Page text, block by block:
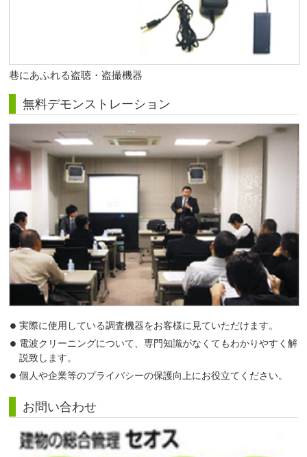
巷にあふれる盗聴・盗撮機器
無料デモンストレーション
実際に使用している調査機器をお客様に見ていただけます。
電波クリーニングについて、専門知識がなくてもわかりやすく解
説致します。
個人や企業等のプライバシーの保護向上にお役立てください。
お問い合わせ